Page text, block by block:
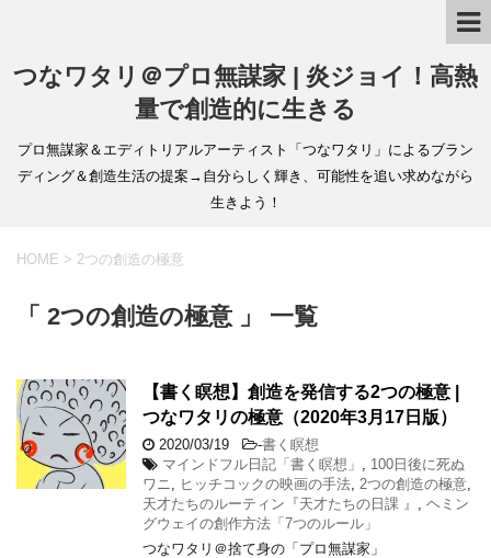
つなワタリ＠プロ無謀家 | 炎ジョイ！高熱
量で創造的に生きる
プロ無謀家＆エディトリアルアーティスト「つなワタリ」によるブラン
ディング＆創造生活の提案→自分らしく輝き、可能性を追い求めながら
生きよう！
HOME > 2つの創造の極意
「 2つの創造の極意 」 一覧
【書く瞑想】創造を発信する2つの極意 |
つなワタリの極意（2020年3月17日版）
2020/03/19 -書く瞑想
マインドフル日記「書く瞑想」
100日後に死ぬ
ワニ
ヒッチコックの映画の手法 2つの創造の極意
天才たちのルーティン『天才たちの日課 』
ヘミン
グウェイの創作方法「7つのルール」
つなワタリ＠捨て身の「プロ無謀家」